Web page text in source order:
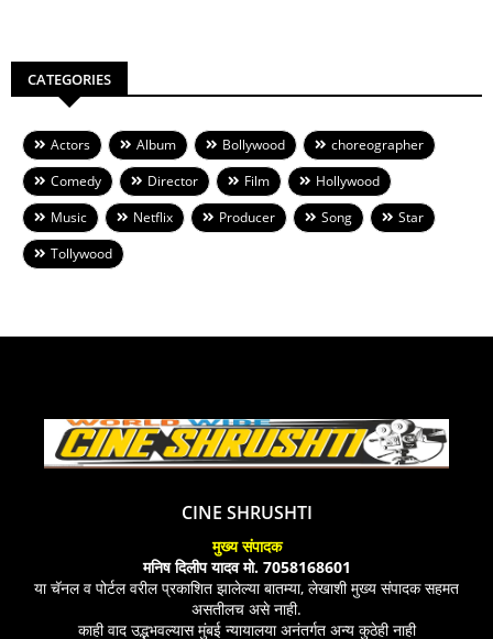
CATEGORIES
Actors Album Bollywood
choreographer
Comedy
Director Film
Hollywood
Music
Netflix Producer Song
Star
Tollywood
CINE SHRUSHTI
मुख्य संपादक
मनिष दिलीप यादव मो. 7058168601
या चॅनल व पोर्टल वरील प्रकाशित झालेल्या बातम्या, लेखाशी मुख्य संपादक सहमत
असतीलच असे नाही.
काही वाद उद्भभवल्यास मुंबई न्यायालया अनंतर्गत अन्य कुठेही नाही